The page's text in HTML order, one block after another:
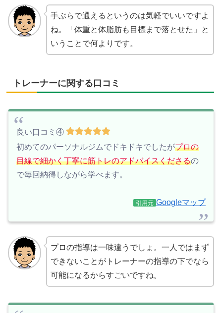
手ぶらで通えるというのは気軽でいいですよ
ね。「体重と体脂肪も目標まで落とせた」と
いうことで何よりです。
トレーナーに関する口コミ
良い口コミ④
初めてのパーソナルジムでドキドキでしたがプロの
目線で細かく丁寧に筋トレのアドバイスくださるの
で毎回納得しながら学べます。
引用元 Googleマップ
プロの指導は一味違うでしょ。一人ではまず
できないことがトレーナーの指導の下でなら
可能になるからすごいですね。